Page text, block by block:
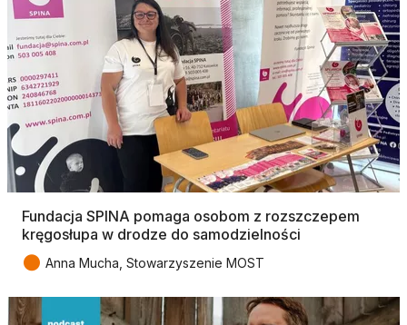
Fundacja SPINA pomaga osobom z rozszczepem
kręgosłupa w drodze do samodzielności
● Anna Mucha, Stowarzyszenie MOST